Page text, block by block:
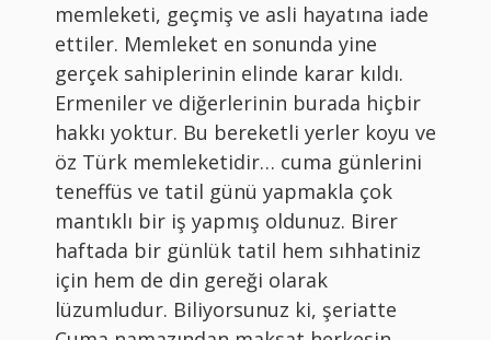
memleketi, geçmiş ve asli hayatına iade
ettiler. Memleket en sonunda yine
gerçek sahiplerinin elinde karar kıldı.
Ermeniler ve diğerlerinin burada hiçbir
hakkı yoktur. Bu bereketli yerler koyu ve
öz Türk memleketidir… cuma günlerini
teneffüs ve tatil günü yapmakla çok
mantıklı bir iş yapmış oldunuz. Birer
haftada bir günlük tatil hem sıhhatiniz
için hem de din gereği olarak
lüzumludur. Biliyorsunuz ki, şeriatte